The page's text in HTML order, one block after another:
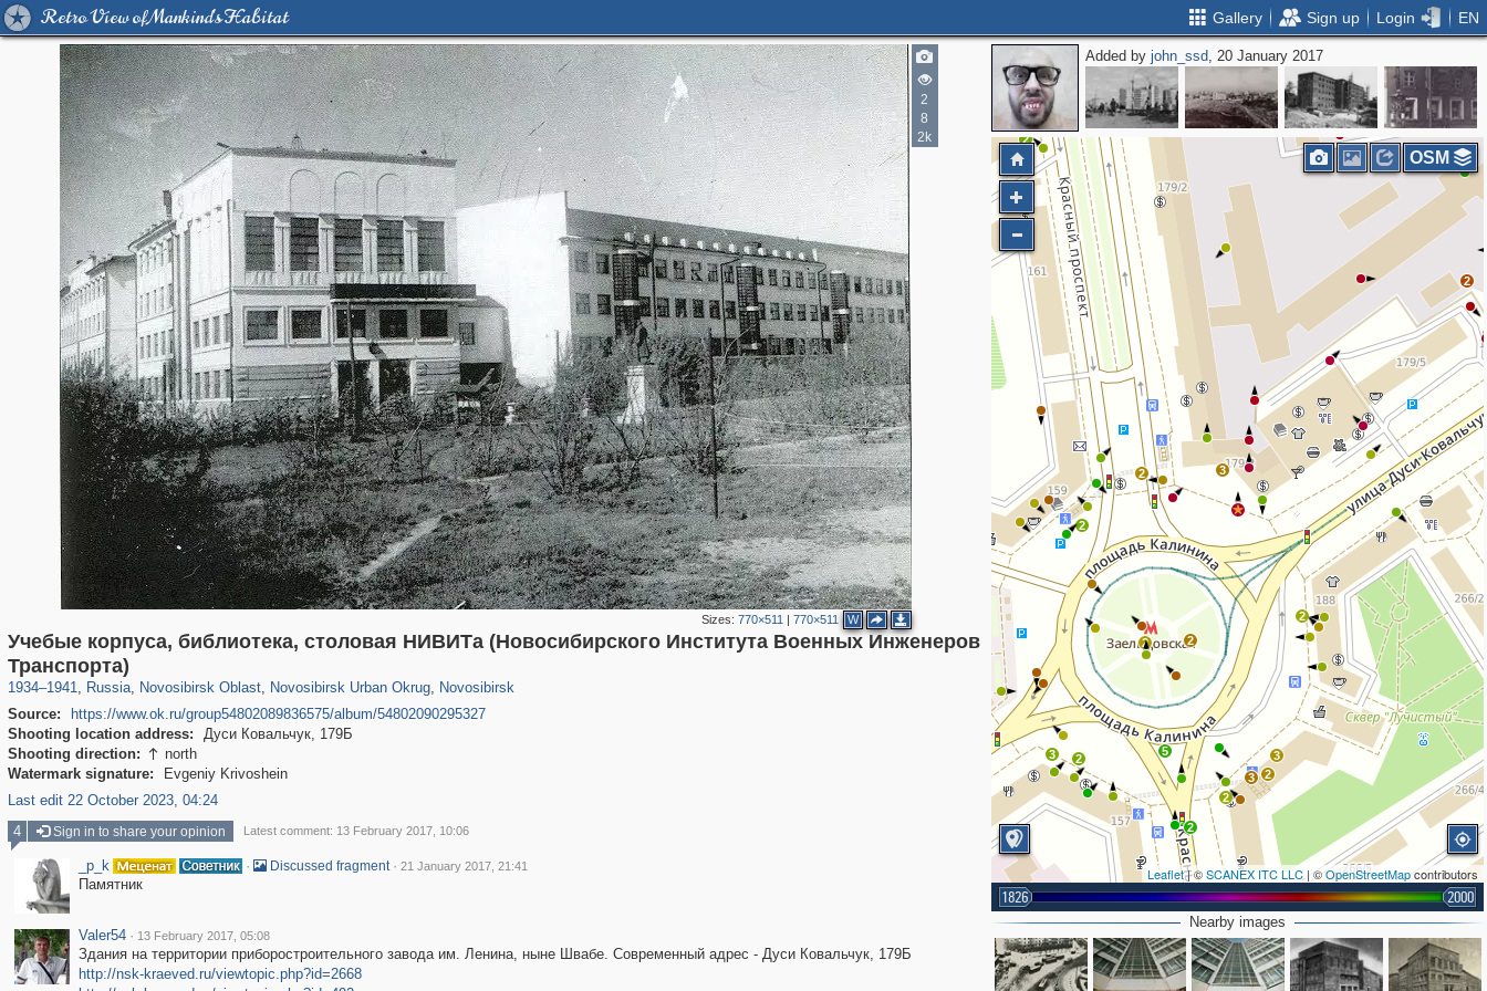
Retro View of Mankind's Habitat Gallery Sign up Login EN
2
8
2k
Sizes: 770×511 | 770×511 W
Учебые корпуса, библиотека, столовая НИВИТа (Новосибирского Института Военных Инженеров
Транспорта)
1934–1941, Russia
1,406,840
, Novosibirsk Oblast
19,987
, Novosibirsk Urban Okrug, Novosibirsk
Source:
https://www.ok.ru/group54802089836575/album/54802090295327
Shooting location address:
Дуси Ковальчук, 179Б
Shooting direction:  north
Watermark signature:
Evgeniy Krivoshein
Last edit 22 October 2023, 04:24
Added byjohn_ssd, 20 January 2017
3
2
2
2
3 2
2
3
2
2
2
5
2
3
2
2
Leaflet| ©SCANEX ITC LLC | ©OpenStreetMapcontributors
1826 2000
OSM
Nearby images
4 Sign in to share your opinion Latest comment: 13 February 2017, 10:06
_p_k · Discussed fragment · 21 January 2017, 21:41
Памятник
Valer54 · 13 February 2017, 05:08
Здания на территории приборостроительного завода им. Ленина, ныне Швабе. Современный адрес - Дуси Ковальчук, 179Б
http://nsk-kraeved.ru/viewtopic.php?id=2668